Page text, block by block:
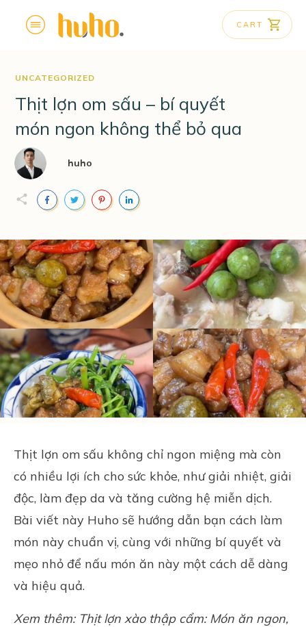
CART
UNCATEGORIZED
Thịt lợn om sấu – bí quyết
món ngon không thể bỏ qua
huho
Thịt lợn om sấu không chỉ ngon miệng mà còn
có nhiều lợi ích cho sức khỏe, như giải nhiệt, giải
độc, làm đẹp da và tăng cường hệ miễn dịch.
Bài viết này Huho sẽ hướng dẫn bạn cách làm
món này chuẩn vị, cùng với những bí quyết và
mẹo nhỏ để nấu món ăn này một cách dễ dàng
và hiệu quả.
Xem thêm: Thịt lợn xào thập cẩm: Món ăn ngon,